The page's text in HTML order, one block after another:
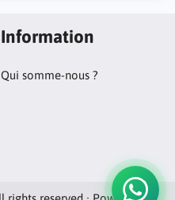
Information
Qui somme-nous ?